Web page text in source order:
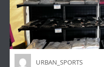
URBAN_SPORTS